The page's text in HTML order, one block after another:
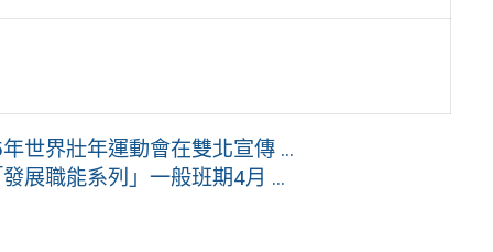
世界壯年運動會在雙北宣傳 ...
展職能系列」一般班期4月 ...